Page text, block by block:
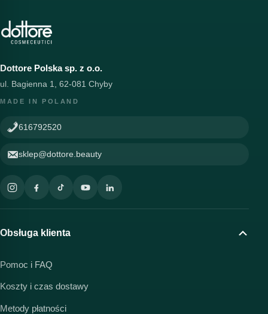
Dottore Polska sp. z o.o.
ul. Bagienna 1, 62-081 Chyby
MADE IN POLAND
616792520
sklep@dottore.beauty
Obsługa klienta
Pomoc i FAQ
Koszty i czas dostawy
Metody płatności